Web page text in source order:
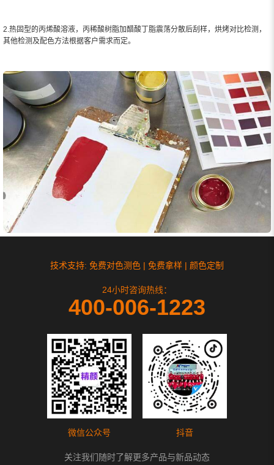
2.热固型的丙烯酸溶液，丙稀酸树脂加醋酸丁脂震荡分散后刮样，烘烤对比检测，
其他检测及配色方法根据客户需求而定。
技术支持: 免费对色测色 | 免费拿样 | 颜色定制
24小时咨询热线：
400-006-1223
微信公众号 抖音
关注我们随时了解更多产品与新品动态